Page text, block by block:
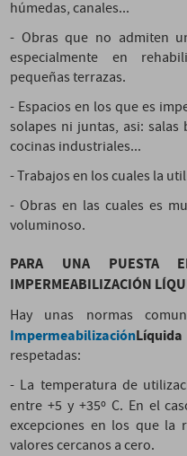
húmedas, canales...
- Obras que no admiten
especialmente en
pequeñas terrazas.
- Espacios en los que es
solapes ni juntas, asi:
cocinas industriales...
- Trabajos en los cuales la
- Obras en las cuales es
voluminoso.
PARA UNA PUESTA
IMPERMEABILIZACIÓN
Hay unas normas
ImpermeabilizaciónLíquida
respetadas:
- La temperatura de
entre +5 y +35º C. En el
excepciones en los que la
valores cercanos a cero.